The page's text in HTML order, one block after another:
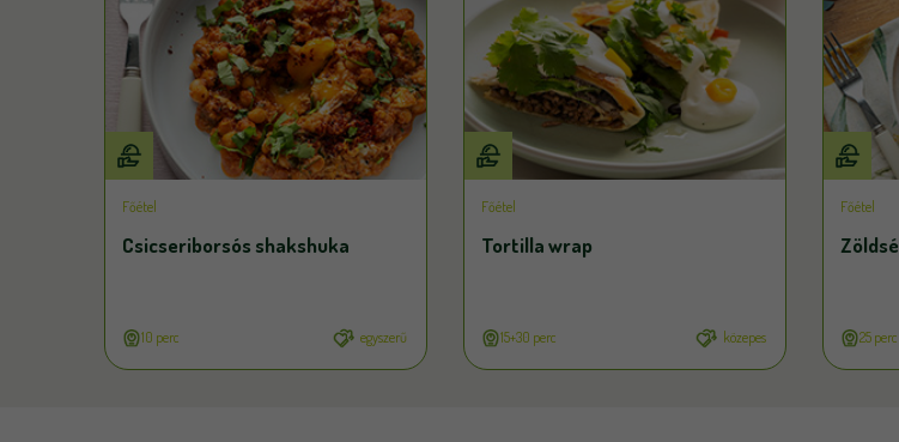
Főétel
Csicseriborsós shakshuka
10 perc egyszerű
Főétel
Tortilla wrap
15+30 perc közepes
Főétel
25 perc